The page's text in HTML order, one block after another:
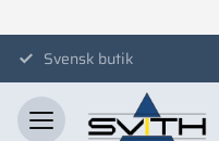
MenySvensk butik